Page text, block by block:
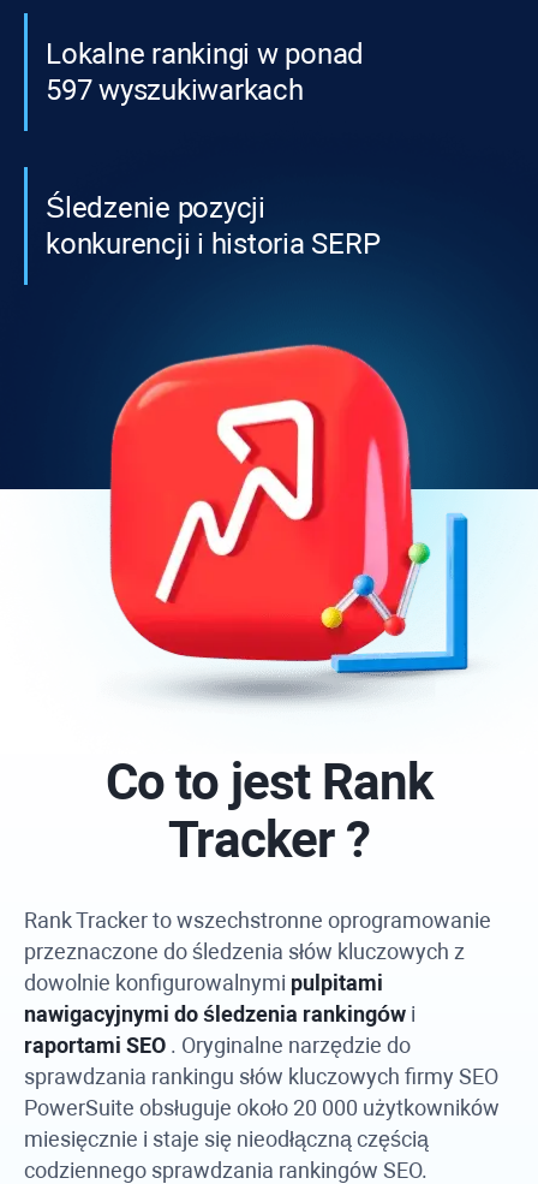
Lokalne rankingi w ponad
597 wyszukiwarkach
Śledzenie pozycji
konkurencji i historia SERP
Co to jest Rank
Tracker?
Rank Trackerto wszechstronne oprogramowanie
przeznaczone do śledzenia słów kluczowych z
dowolnie konfigurowalnymi pulpitami
nawigacyjnymi do śledzenia rankingów i
raportami SEO . Oryginalne narzędzie do
sprawdzania rankingu słów kluczowych firmySEO
PowerSuite obsługuje około 20 000 użytkowników
miesięcznie i staje się nieodłączną częścią
codziennego sprawdzania rankingów SEO.